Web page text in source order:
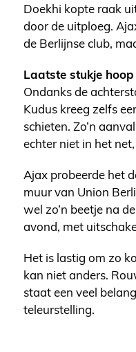
Doekhi kopte raak
door de uitploeg.
de Berlijnse club,
Laatste stukje
Ondanks de
Kudus kreeg zelfs
schieten. Zo’n
echter niet in het
Ajax probeerde het
muur van Union
wel zo’n beetje na
avond, met
Het is lastig om zo
kan niet anders.
staat een veel
teleurstelling.